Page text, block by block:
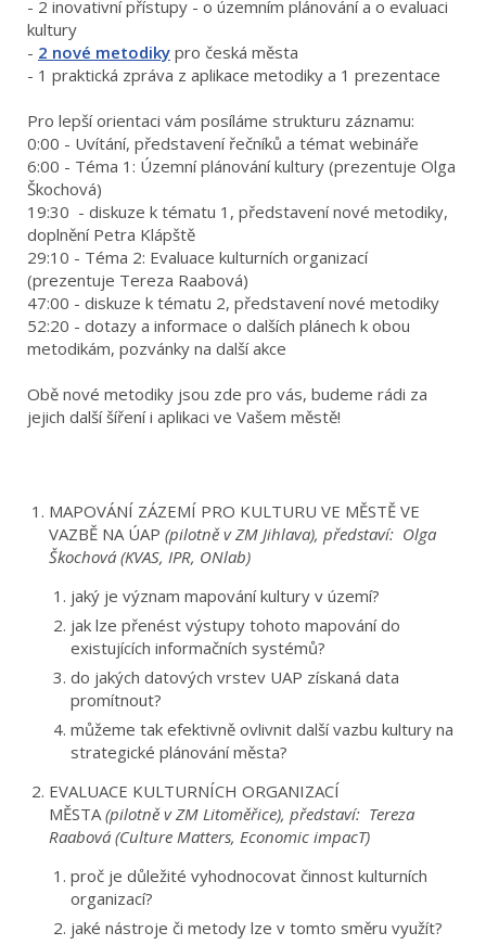
- 2 inovativní přístupy - o územním plánování a o evaluaci
kultury
- 2 nové metodiky pro česká města
- 1 praktická zpráva z aplikace metodiky a 1 prezentace
Pro lepší orientaci vám posíláme strukturu záznamu:
0:00 - Uvítání, představení řečníků a témat webináře
6:00 - Téma 1: Územní plánování kultury (prezentuje Olga
Škochová)
19:30 - diskuze k tématu 1, představení nové metodiky,
doplnění Petra Klápště
29:10 - Téma 2: Evaluace kulturních organizací
(prezentuje Tereza Raabová)
47:00 - diskuze k tématu 2, představení nové metodiky
52:20 - dotazy a informace o dalších plánech k obou
metodikám, pozvánky na další akce
Obě nové metodiky jsou zde pro vás, budeme rádi za
jejich další šíření i aplikaci ve Vašem městě!
MAPOVÁNÍ ZÁZEMÍ PRO KULTURU VE MĚSTĚ VE
VAZBĚ NA ÚAP (pilotně v ZM Jihlava), představí: Olga
Škochová (KVAS, IPR, ONlab)
jaký je význam mapování kultury v území?
jak lze přenést výstupy tohoto mapování do
existujících informačních systémů?
do jakých datových vrstev UAP získaná data
promítnout?
můžeme tak efektivně ovlivnit další vazbu kultury na
strategické plánování města?
EVALUACE KULTURNÍCH ORGANIZACÍ
MĚSTA(pilotně v ZM Litoměřice), představí: Tereza
Raabová (Culture Matters, Economic impacT)
proč je důležité vyhodnocovat činnost kulturních
organizací?
jaké nástroje či metody lze v tomto směru využít?